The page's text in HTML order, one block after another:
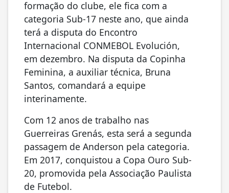
formação do clube, ele fica com a
categoria Sub-17 neste ano, que ainda
terá a disputa do Encontro
Internacional CONMEBOL Evolución,
em dezembro. Na disputa da Copinha
Feminina, a auxiliar técnica, Bruna
Santos, comandará a equipe
interinamente.
Com 12 anos de trabalho nas
Guerreiras Grenás, esta será a segunda
passagem de Anderson pela categoria.
Em 2017, conquistou a Copa Ouro Sub-
20, promovida pela Associação Paulista
de Futebol.